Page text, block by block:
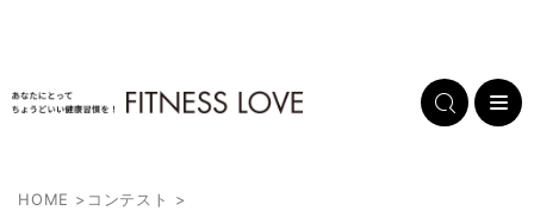
HOME > コンテスト >